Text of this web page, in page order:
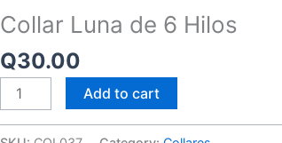
Collar Luna de 6 Hilos
Q30.00
6
Hilos
quantity
Add to cart